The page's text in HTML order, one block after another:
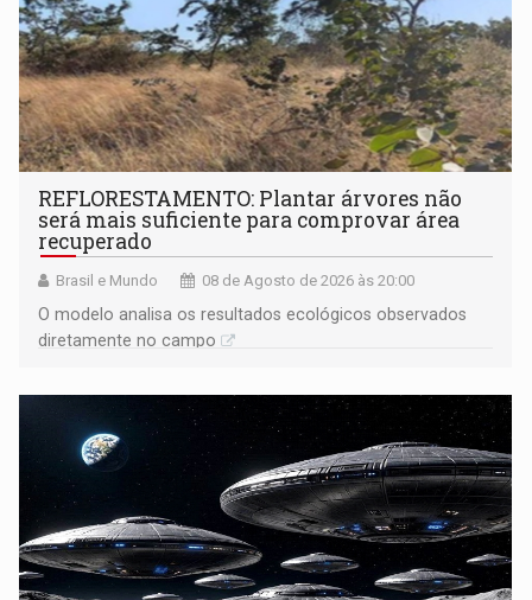
REFLORESTAMENTO: Plantar árvores não
será mais suficiente para comprovar área
recuperado
Brasil e Mundo 08 de Agosto de 2026 às 20:00
O modelo analisa os resultados ecológicos observados
diretamente no campo